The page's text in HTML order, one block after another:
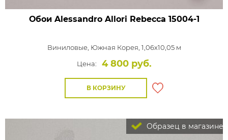
Обои Alessandro Allori Rebecca 15004-1
Виниловые, Южная Корея, 1,06x10,05 м
Цена:
4 800 руб.
В КОРЗИНУ
Образец в магазине